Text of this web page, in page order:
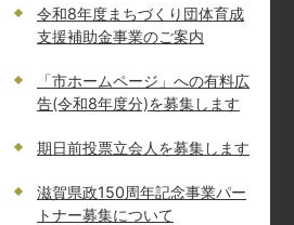
令和8年度まちづくり団体育成
支援補助金事業のご案内
「市ホームページ」への有料広
告(令和8年度分)を募集します
期日前投票立会人を募集します
滋賀県政150周年記念事業パー
トナー募集について